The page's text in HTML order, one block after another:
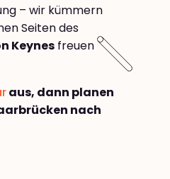
– wir kümmern
Seiten des
Keynes freuen
aus, dann planen
nach